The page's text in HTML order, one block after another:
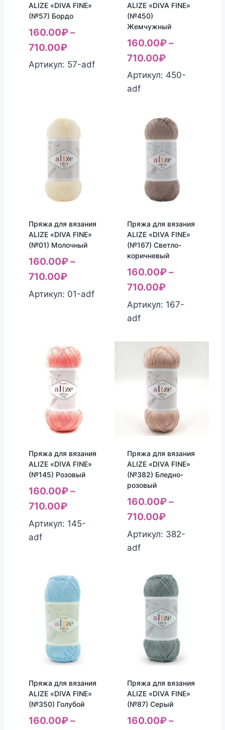
ALIZE «DIVA FINE»
(№57) Бордо
160.00₽–
710.00₽
Артикул: 57-adf
ALIZE «DIVA FINE»
(№450)
Жемчужный
160.00₽–
710.00₽
Артикул: 450-
adf
Пряжа для вязания
ALIZE «DIVA FINE»
(№01) Молочный
160.00₽–
710.00₽
Артикул: 01-adf
Пряжа для вязания
ALIZE «DIVA FINE»
(№167) Светло-
коричневый
160.00₽–
710.00₽
Артикул: 167-
adf
Пряжа для вязания
ALIZE «DIVA FINE»
(№145) Розовый
160.00₽–
710.00₽
Артикул: 145-
adf
Пряжа для вязания
ALIZE «DIVA FINE»
(№382) Бледно-
розовый
160.00₽–
710.00₽
Артикул: 382-
adf
Пряжа для вязания
ALIZE «DIVA FINE»
(№350) Голубой
160.00₽–
Пряжа для вязания
ALIZE «DIVA FINE»
(№87) Серый
160.00₽–